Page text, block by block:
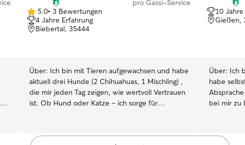
pro Gassi-Service
5.0
von
5
5.0• 3 Bewertungen
4 Jahre Erfahrung
Biebertal, 35444
Über: Ich bin mit Tieren aufgewachsen und habe
aktuell drei Hunde (2 Chihuahuas, 1 Mischling) ,
die mir jeden Tag zeigen, wie wertvoll Vertrauen
ist. Ob Hund oder Katze – ich sorge für
kannst.☺️ Ich arbeite von zu Hause aus und bin
10
Gießen,
Über: Ich
habe
bei mir zu
Nach